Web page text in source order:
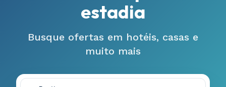
estadia
Busque ofertas em hotéis, casas e
muito mais